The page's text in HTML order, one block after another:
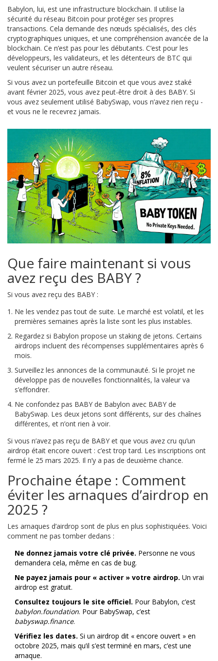
Babylon, lui, est une infrastructure blockchain. Il utilise la
sécurité du réseau Bitcoin pour protéger ses propres
transactions. Cela demande des nœuds spécialisés, des clés
cryptographiques uniques, et une compréhension avancée de la
blockchain. Ce n’est pas pour les débutants. C’est pour les
développeurs, les validateurs, et les détenteurs de BTC qui
veulent sécuriser un autre réseau.
Si vous avez un portefeuille Bitcoin et que vous avez staké
avant février 2025, vous avez peut-être droit à des BABY. Si
vous avez seulement utilisé BabySwap, vous n’avez rien reçu -
et vous ne le recevrez jamais.
Que faire maintenant si vous
avez reçu des BABY ?
Si vous avez reçu des BABY :
Ne les vendez pas tout de suite. Le marché est volatil, et les
premières semaines après la liste sont les plus instables.
Regardez si Babylon propose un staking de jetons. Certains
airdrops incluent des récompenses supplémentaires après 6
mois.
Surveillez les annonces de la communauté. Si le projet ne
développe pas de nouvelles fonctionnalités, la valeur va
s’effondrer.
Ne confondez pas BABY de Babylon avec BABY de
BabySwap. Les deux jetons sont différents, sur des chaînes
différentes, et n’ont rien à voir.
Si vous n’avez pas reçu de BABY et que vous avez cru qu’un
airdrop était encore ouvert : c’est trop tard. Les inscriptions ont
fermé le 25 mars 2025. Il n’y a pas de deuxième chance.
Prochaine étape : Comment
éviter les arnaques d’airdrop en
2025 ?
Les arnaques d’airdrop sont de plus en plus sophistiquées. Voici
comment ne pas tomber dedans :
Ne donnez jamais votre clé privée. Personne ne vous
demandera cela, même en cas de bug.
Ne payez jamais pour « activer » votre airdrop. Un vrai
airdrop est gratuit.
Consultez toujours le site officiel. Pour Babylon, c’est
babylon.foundation. Pour BabySwap, c’est
babyswap.finance.
Vérifiez les dates. Si un airdrop dit « encore ouvert » en
octobre 2025, mais qu’il s’est terminé en mars, c’est une
arnaque.